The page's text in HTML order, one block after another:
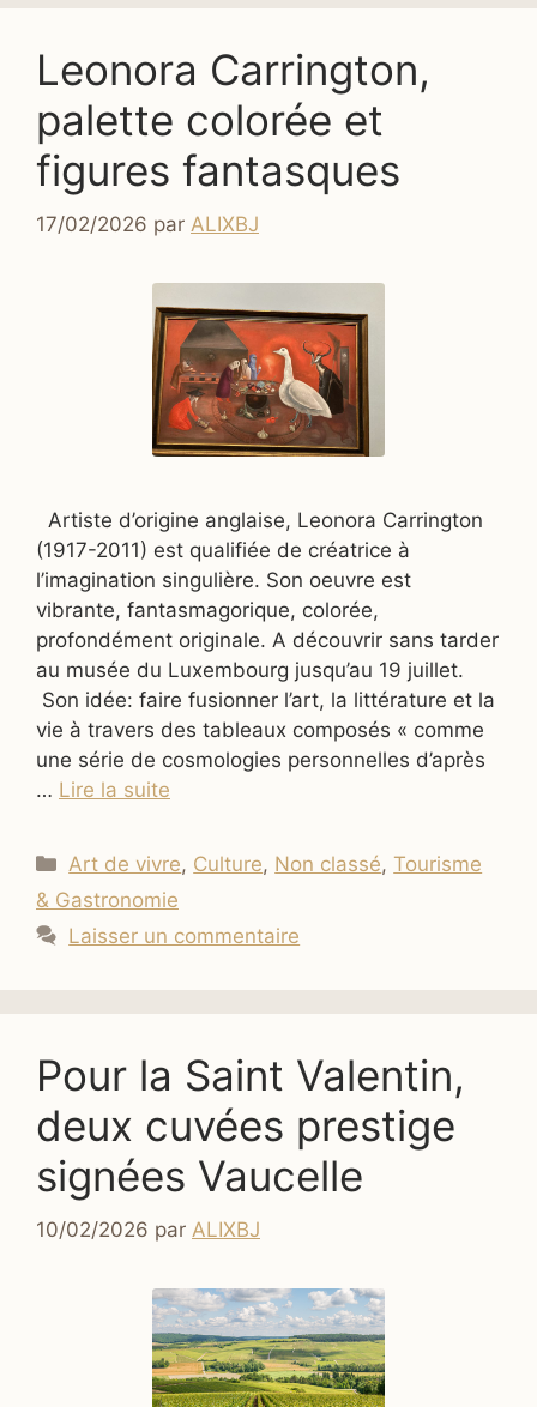
Leonora Carrington,
palette colorée et
figures fantasques
17/02/2026 par ALIXBJ
Artiste d’origine anglaise, Leonora Carrington
(1917-2011) est qualifiée de créatrice à
l’imagination singulière. Son oeuvre est
vibrante, fantasmagorique, colorée,
profondément originale. A découvrir sans tarder
au musée du Luxembourg jusqu’au 19 juillet.
Son idée: faire fusionner l’art, la littérature et la
vie à travers des tableaux composés « comme
une série de cosmologies personnelles d’après
… Lire la suite
Catégories
Art de vivre, Culture, Non classé,Tourisme
& Gastronomie
Laisser un commentaire
Pour la Saint Valentin,
deux cuvées prestige
signées Vaucelle
10/02/2026 par ALIXBJ